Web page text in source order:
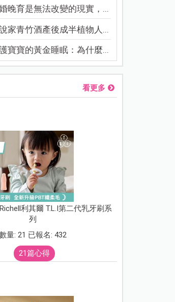
晚育是無法改變的現實，...
家青竹酒產後成半植物人...
寶寶的黃金睡眠：為什麼...
看更多
利其爾 T.L.I第二代乳牙刷系
列
量: 21 已報名: 432
21篇心得